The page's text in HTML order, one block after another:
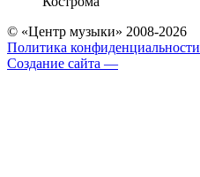
© «Центр музыки» 2008-2026
Политика конфиденциальности
Создание сайта —